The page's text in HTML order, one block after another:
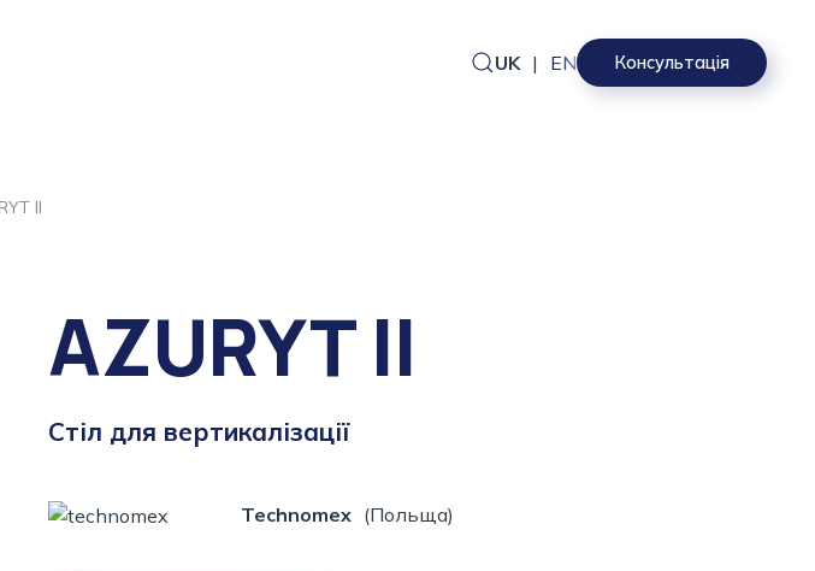
UK | EN Консультація
II
AZURYT II
Стіл для вертикалізації
Technomex (Польща)